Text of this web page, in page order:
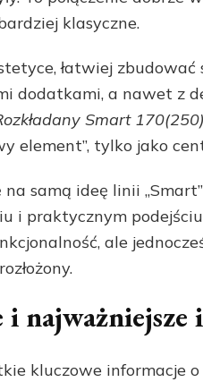
klasyczne.
łatwiej
dodatkami, a nawet z
Smart
element”, tylko jako
samą ideę linii
i praktycznym
ale
najważniejsze
kluczowe informacje